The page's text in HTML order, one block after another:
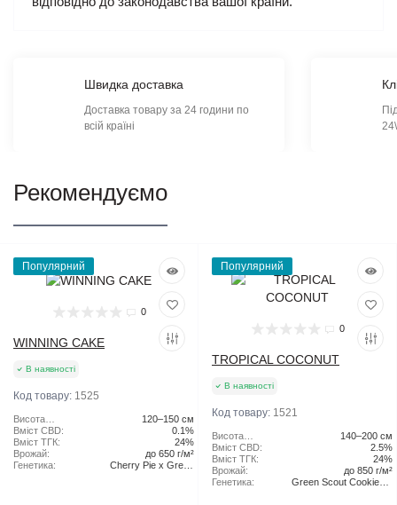
Швидка доставка
Доставка товару за 24 години по
всій країні
Рекомендуємо
Популярний
0
WINNING CAKE
В наявності
Код товару: 1525
Висота
рослини:
120–150 см
Вміст CBD:
0.1%
Вміст ТГК:
24%
Врожай:
до 650 г/м²
Генетика:
Cherry Pie x Green
Популярний
0
TROPICAL COCONUT
В наявності
Код товару: 1521
Висота
рослини:
140–200 см
Вміст CBD:
2.5%
Вміст ТГК:
24%
Врожай:
до 850 г/м²
Генетика:
Green Scout Cookies x